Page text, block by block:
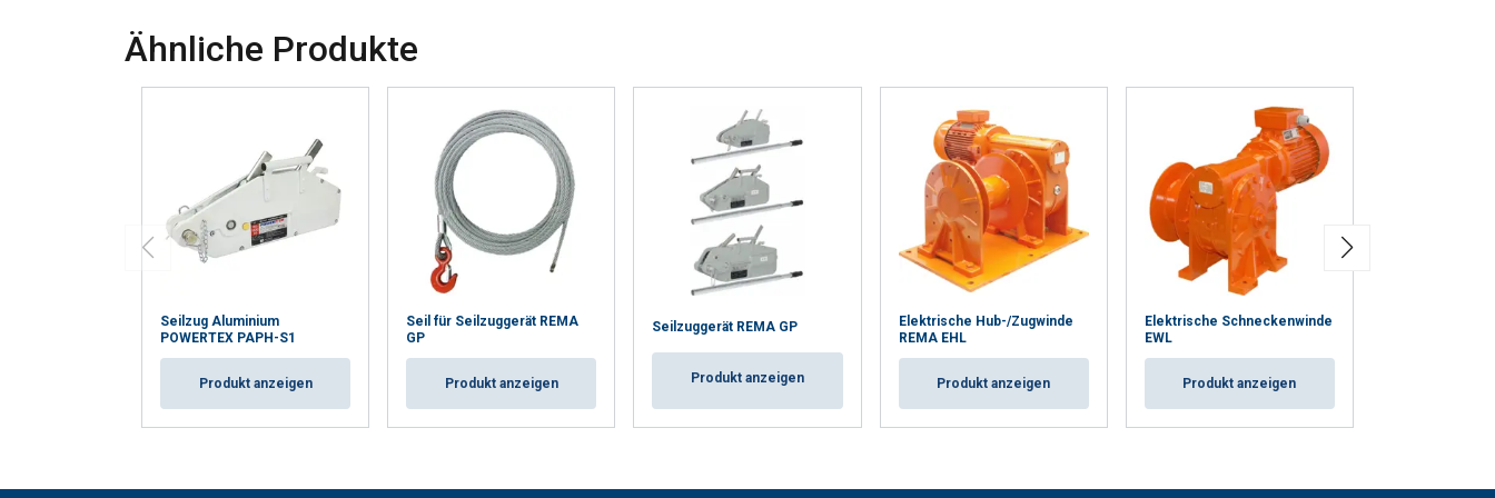
Ähnliche Produkte
Seilzug Aluminium
POWERTEX PAPH-S1
Produkt anzeigen
Seil für Seilzuggerät REMA
GP
Produkt anzeigen
Seilzuggerät REMA GP
Produkt anzeigen
Elektrische Hub-/Zugwinde
REMA EHL
Produkt anzeigen
Elektrische Schneckenwinde
EWL
Produkt anzeigen